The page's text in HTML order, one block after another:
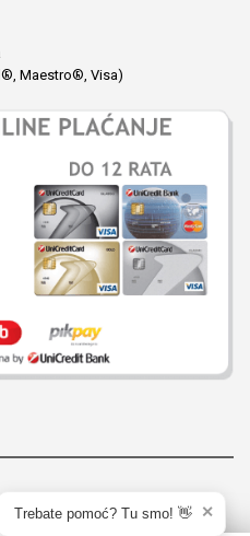
Maestro®, Visa)
Trebate pomoć? Tu smo! 👋 ✕